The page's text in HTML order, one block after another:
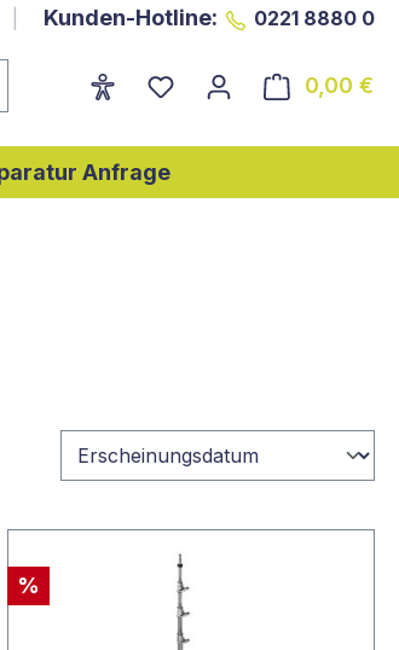
Kunden-Hotline: 0221 8880 0
0,00 €
Anfrage
%